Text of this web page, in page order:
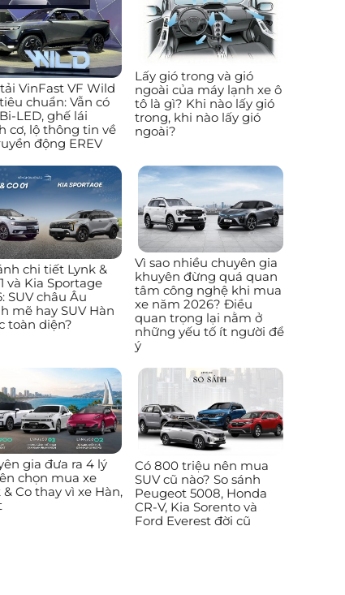
VinFast VF Wild
chuẩn: Vẫn có
LED, ghế lái
cơ, lộ thông tin về
động EREV
Lấy gió trong và gió
ngoài của máy lạnh xe ô
tô là gì? Khi nào lấy gió
trong, khi nào lấy gió
ngoài?
chi tiết Lynk &
và Kia Sportage
SUV châu Âu
mẽ hay SUV Hàn
toàn diện?
Vì sao nhiều chuyên gia
khuyên đừng quá quan
tâm công nghệ khi mua
xe năm 2026? Điều
quan trọng lại nằm ở
những yếu tố ít người để
ý
gia đưa ra 4 lý
chọn mua xe
& Co thay vì xe Hàn,
Có 800 triệu nên mua
SUV cũ nào? So sánh
Peugeot 5008, Honda
CR-V, Kia Sorento và
Ford Everest đời cũ